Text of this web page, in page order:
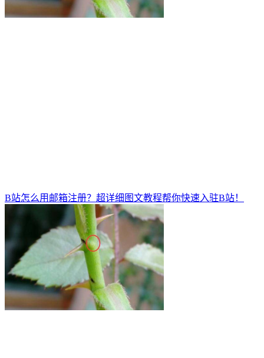
B站怎么用邮箱注册？超详细图文教程帮你快速入驻B站！